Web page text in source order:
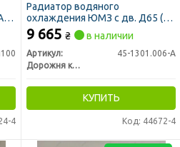
4
Радиатор водяного
охлаждения ЮМЗ с дв. Д65 (4-
х рядный) алюминий (ДК)
9 665 ₴ в наличии
Артикул:
45-1301.006-А
Дорожня карта
КУПИТЬ
Код: 44672-4